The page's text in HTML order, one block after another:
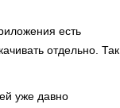
есть
отдельно. Так
уже давно